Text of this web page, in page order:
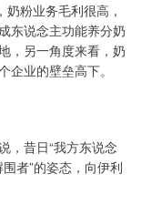
粉业务毛利很高，
东说念主功能养分奶
，另一角度来看，奶
业的壁垒高下。
，昔日“我方东说念
者”的姿态，向伊利